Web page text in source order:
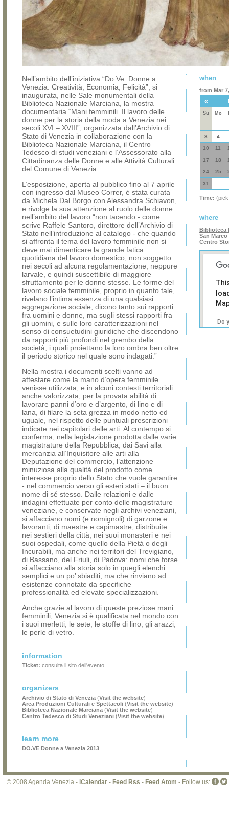
Nell’ambito dell’iniziativa “Do.Ve. Donne a
Venezia. Creatività, Economia, Felicità”, si
inaugurata, nelle Sale monumentali della
Biblioteca Nazionale Marciana, la mostra
documentaria “Mani femminili. Il lavoro delle
donne per la storia della moda a Venezia nei
secoli XVI – XVIII”, organizzata dall’Archivio di
Stato di Venezia in collaborazione con la
Biblioteca Nazionale Marciana, il Centro
Tedesco di studi veneziani e l’Assessorato alla
Cittadinanza delle Donne e alle Attività Culturali
del Comune di Venezia.
L’esposizione, aperta al pubblico fino al 7 aprile
con ingresso dal Museo Correr, è stata curata
da Michela Dal Borgo con Alessandra Schiavon,
e rivolge la sua attenzione al ruolo delle donne
nell’ambito del lavoro “non tacendo - come
scrive Raffele Santoro, direttore dell’Archivio di
Stato nell’introduzione al catalogo - che quando
si affronta il tema del lavoro femminile non si
deve mai dimenticare la grande fatica
quotidiana del lavoro domestico, non soggetto
nei secoli ad alcuna regolamentazione, neppure
larvale, e quindi suscettibile di maggiore
sfruttamento per le donne stesse. Le forme del
lavoro sociale femminile, proprio in quanto tale,
rivelano l’intima essenza di una qualsiasi
aggregazione sociale, dicono tanto sui rapporti
fra uomini e donne, ma sugli stessi rapporti fra
gli uomini, e sulle loro caratterizzazioni nel
senso di consuetudini giuridiche che discendono
da rapporti più profondi nel grembo della
società, i quali proiettano la loro ombra ben oltre
il periodo storico nel quale sono indagati.”
Nella mostra i documenti scelti vanno ad
attestare come la mano d’opera femminile
venisse utilizzata, e in alcuni contesti territoriali
anche valorizzata, per la provata abilità di
lavorare panni d’oro e d’argento, di lino e di
lana, di filare la seta grezza in modo netto ed
uguale, nel rispetto delle puntuali prescrizioni
indicate nei capitolari delle arti. Al contempo si
conferma, nella legislazione prodotta dalle varie
magistrature della Repubblica, dai Savi alla
mercanzia all’Inquisitore alle arti alla
Deputazione del commercio, l’attenzione
minuziosa alla qualità del prodotto come
interesse proprio dello Stato che vuole garantire
- nel commercio verso gli esteri stati – il buon
nome di sé stesso. Dalle relazioni e dalle
indagini effettuate per conto delle magistrature
veneziane, e conservate negli archivi veneziani,
si affacciano nomi (e nomignoli) di garzone e
lavoranti, di maestre e capimastre, distribuite
nei sestieri della città, nei suoi monasteri e nei
suoi ospedali, come quello della Pietà o degli
Incurabili, ma anche nei territori del Trevigiano,
di Bassano, del Friuli, di Padova: nomi che forse
si affacciano alla storia solo in quegli elenchi
semplici e un po’ sbiaditi, ma che rinviano ad
esistenze connotate da specifiche
professionalità ed elevate specializzazioni.
Anche grazie al lavoro di queste preziose mani
femminili, Venezia si è qualificata nel mondo con
i suoi merletti, le sete, le stoffe di lino, gli arazzi,
le perle di vetro.
information
Ticket: consulta il sito dell'evento
organizers
Archivio di Stato di Venezia (Visit the website)
Area Produzioni Culturali e Spettacoli (Visit the website)
Biblioteca Nazionale Marciana (Visit the website)
Centro Tedesco di Studi Veneziani (Visit the website)
learn more
DO.VE Donne a Venezia 2013
when
from Mar
«
Su Mo
3 4
10 11
17 18
24 25
31
Time:
where
Biblioteca
San Marco
Centro
Do
© 2008 Agenda Venezia - iCalendar - Feed Rss - Feed Atom - Follow us: